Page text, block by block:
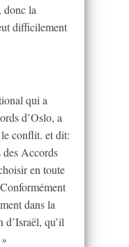
donc la
difficilement
qui a
d’Oslo, a
le conflit. et dit:
des Accords
en toute
dans la
qu’il